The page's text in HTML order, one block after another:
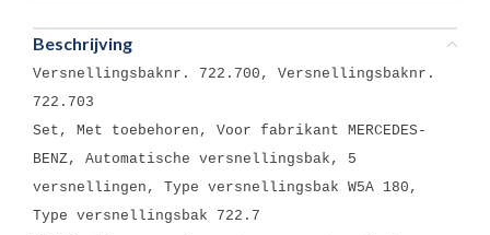
Beschrijving
Versnellingsbaknr. 722.700, Versnellingsbaknr.
722.703
Set, Met toebehoren, Voor fabrikant MERCEDES-
BENZ, Automatische versnellingsbak, 5
versnellingen, Type versnellingsbak W5A 180,
Type versnellingsbak 722.7